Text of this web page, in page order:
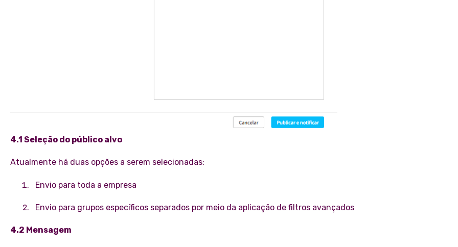
4.1 Seleção do público alvo
Atualmente há duas opções a serem selecionadas:
Envio para toda a empresa
Envio para grupos específicos separados por meio da aplicação de filtros avançados
4.2 Mensagem